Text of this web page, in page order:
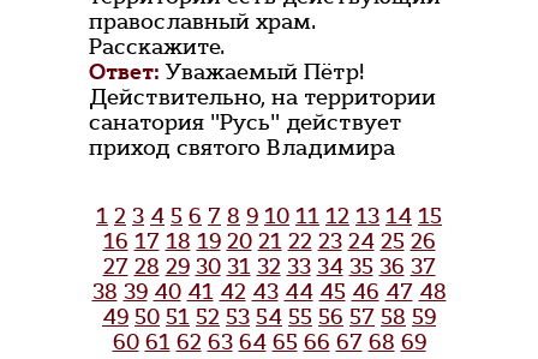
православный храм.
Расскажите.
Ответ: Уважаемый Пётр!
Действительно, на территории
санатория "Русь" действует
приход святого Владимира
1 2 3 4 5 6 7 8 9 10 11 12 13 14 15
16 17 18 19 20 21 22 23 24 25 26
27 28 29 30 31 32 33 34 35 36 37
38 39 40 41 42 43 44 45 46 47 48
49 50 51 52 53 54 55 56 57 58 59
60 61 62 63 64 65 66 67 68 69